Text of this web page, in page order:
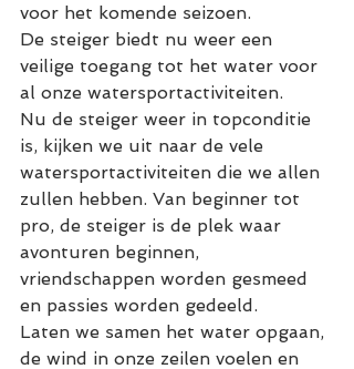
voor het komende seizoen.
De steiger biedt nu weer een
veilige toegang tot het water voor
al onze watersportactiviteiten.
Nu de steiger weer in topconditie
is, kijken we uit naar de vele
watersportactiviteiten die we allen
zullen hebben. Van beginner tot
pro, de steiger is de plek waar
avonturen beginnen,
vriendschappen worden gesmeed
en passies worden gedeeld.
Laten we samen het water opgaan,
de wind in onze zeilen voelen en